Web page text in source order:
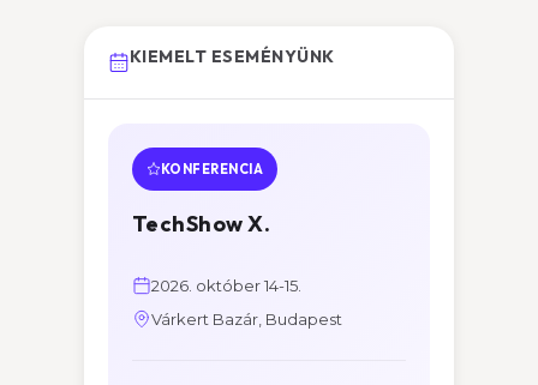
KIEMELT ESEMÉNYÜNK
KONFERENCIA
TechShow X.
2026. október 14-15.
Várkert Bazár, Budapest